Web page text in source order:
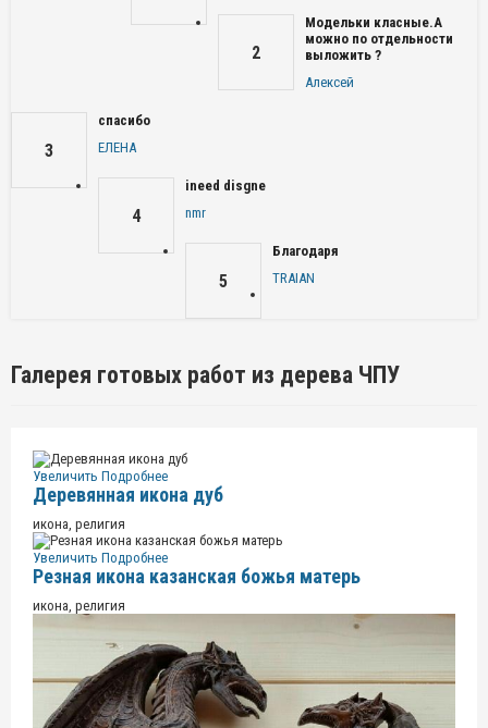
2
Модельки класные.А
можно по отдельности
выложить ?
Алексей
3
спасибо
ЕЛЕНА
4
ineed disgne
nmr
5
Благодаря
TRAIAN
Галерея готовых работ из дерева ЧПУ
Увеличить Подробнее
Деревянная икона дуб
икона, религия
Увеличить Подробнее
Резная икона казанская божья матерь
икона, религия